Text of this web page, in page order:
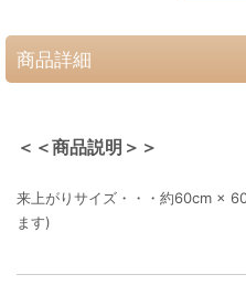
商品詳細
＜＜商品説明＞＞
来上がりサイズ・・・約60cm ×
ます)